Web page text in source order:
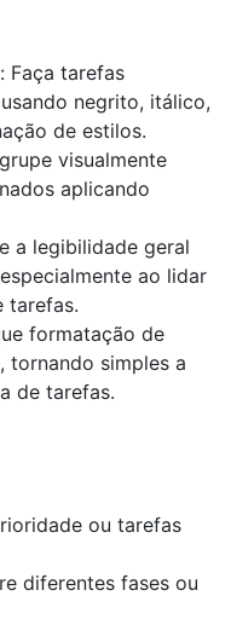
Faça tarefas
negrito, itálico,
de estilos.
visualmente
aplicando
a legibilidade geral
ao lidar
tarefas.
formatação de
tornando simples a
de tarefas.
ou tarefas
diferentes fases ou